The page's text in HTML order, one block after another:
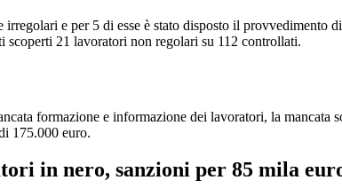
e per 5 di esse è stato disposto il
21 lavoratori non regolari su 112 controllati.
formazione e informazione dei lavoratori, la mancata
175.000 euro.
in nero, sanzioni per 85 mila